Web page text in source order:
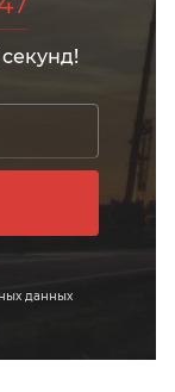
данных